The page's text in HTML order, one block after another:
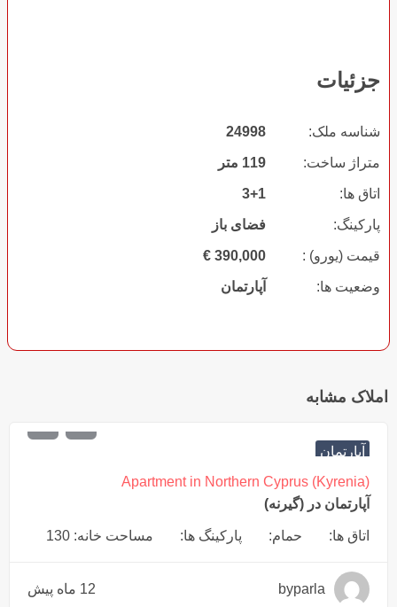
جزئیات
شناسه ملک: 24998
متراژ ساخت: 119 متر
اتاق ها: 3+1
پارکینگ: فضای باز
قیمت (یورو) : 390,000
€
وضعیت ها: آپارتمان
املاک مشابه
آپارتمان
Apartment in Northern Cyprus (Kyrenia)
آپارتمان در (گیرنه)
اتاق ها: حمام: پارکینگ ها: مساحت خانه: 130
byparla 12 ماه پیش